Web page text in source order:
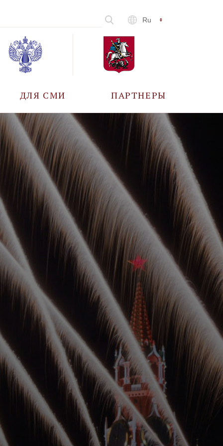
Ru
ДЛЯ СМИ
АККРЕДИТАЦИЯ
ПАРТНЕРЫ